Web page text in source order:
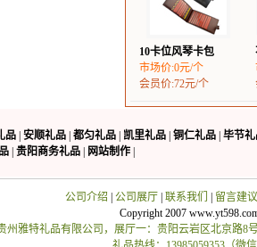
10卡位风琴卡包
市场价:0元/个
会员价:72元/个
品 安顺礼品 都匀礼品 凯里礼品 铜仁礼品 毕节
贵阳商务礼品 网站制作
公司介绍 公司展厅| 联系我们
留言建议
Copyright 2007
州雅特礼品有限公司，展厅一：贵阳云岩区北京路8